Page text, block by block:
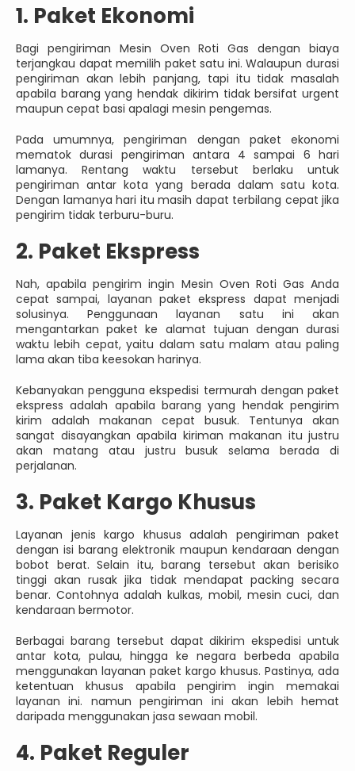
1. Paket Ekonomi
Bagi pengiriman Mesin Oven Roti Gas dengan biaya
terjangkau dapat memilih paket satu ini. Walaupun durasi
pengiriman akan lebih panjang, tapi itu tidak masalah
apabila barang yang hendak dikirim tidak bersifat urgent
maupun cepat basi apalagi mesin pengemas.
Pada umumnya, pengiriman dengan paket ekonomi
mematok durasi pengiriman antara 4 sampai 6 hari
lamanya. Rentang waktu tersebut berlaku untuk
pengiriman antar kota yang berada dalam satu kota.
Dengan lamanya hari itu masih dapat terbilang cepat jika
pengirim tidak terburu-buru.
2. Paket Ekspress
Nah, apabila pengirim ingin Mesin Oven Roti Gas Anda
cepat sampai, layanan paket ekspress dapat menjadi
solusinya. Penggunaan layanan satu ini akan
mengantarkan paket ke alamat tujuan dengan durasi
waktu lebih cepat, yaitu dalam satu malam atau paling
lama akan tiba keesokan harinya.
Kebanyakan pengguna ekspedisi termurah dengan paket
ekspress adalah apabila barang yang hendak pengirim
kirim adalah makanan cepat busuk. Tentunya akan
sangat disayangkan apabila kiriman makanan itu justru
akan matang atau justru busuk selama berada di
perjalanan.
3. Paket Kargo Khusus
Layanan jenis kargo khusus adalah pengiriman paket
dengan isi barang elektronik maupun kendaraan dengan
bobot berat. Selain itu, barang tersebut akan berisiko
tinggi akan rusak jika tidak mendapat packing secara
benar. Contohnya adalah kulkas, mobil, mesin cuci, dan
kendaraan bermotor.
Berbagai barang tersebut dapat dikirim ekspedisi untuk
antar kota, pulau, hingga ke negara berbeda apabila
menggunakan layanan paket kargo khusus. Pastinya, ada
ketentuan khusus apabila pengirim ingin memakai
layanan ini. namun pengiriman ini akan lebih hemat
daripada menggunakan jasa sewaan mobil.
4. Paket Reguler